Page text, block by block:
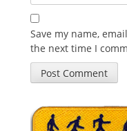
Save my name,
the next time I